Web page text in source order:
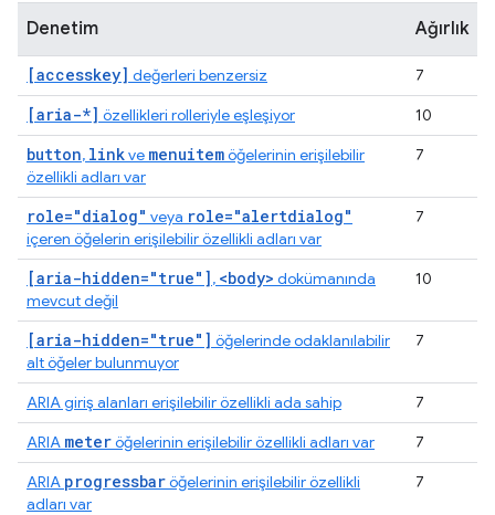
Denetim Ağırlık
[accesskey] değerleri benzersiz 7
[aria-*] özellikleri rolleriyle eşleşiyor 10
button, linkve menuitemöğelerinin erişilebilir
özellikli adları var
7
role="dialog" veya role="alertdialog"
içeren öğelerin erişilebilir özellikli adları var
7
[aria-hidden="true"], <body> dokümanında
mevcut değil
10
[aria-hidden="true"] öğelerinde odaklanılabilir
alt öğeler bulunmuyor
7
ARIA giriş alanları erişilebilir özellikli ada sahip
7
ARIA meteröğelerinin erişilebilir özellikli adları var
7
ARIA progressbaröğelerinin erişilebilir özellikli
adları var
7